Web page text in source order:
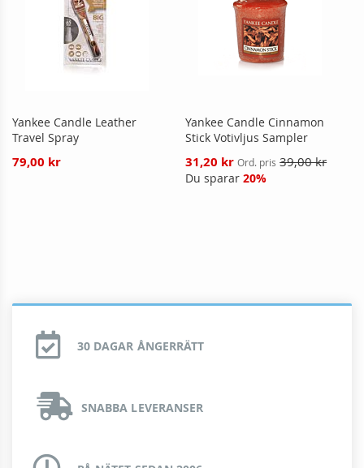
Yankee Candle Leather
Travel Spray
79,00 kr
Yankee Candle Cinnamon
Stick Votivljus Sampler
Reducerat
pris
31,20 kr Ord. pris 39,00 kr
Du sparar 20%
30 DAGAR ÅNGERRÄTT
SNABBA LEVERANSER